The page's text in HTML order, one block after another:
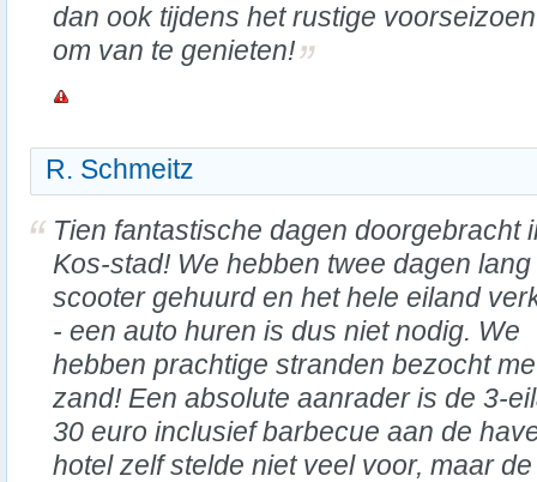
dan ook tijdens het rustige
om van te genieten!
R. Schmeitz
Tien fantastische dagen doorgebracht
Kos-stad! We hebben twee dagen
scooter gehuurd en het hele eiland
- een auto huren is dus niet nodig. We
hebben prachtige stranden bezocht
zand! Een absolute aanrader is de 3-
30 euro inclusief barbecue aan de
hotel zelf stelde niet veel voor, maar